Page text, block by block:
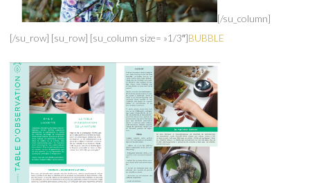
[/su_column]
[/su_row] [su_row] [su_column size= »1/3″]BUBBLE